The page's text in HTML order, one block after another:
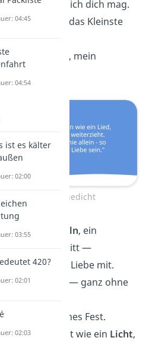
zeigt, wie sehr ich dich mag.
dir wird selbst das Kleinste
mein Glück, mein
Hochzeitsgedicht
Blick, ein Lächeln, ein
Schritt —
euch eure Liebe mit.
zählt, seid ihr — ganz ohne
ist euer kleines Fest.
Hochzeitstag ist wie ein Licht,
04:45
04:54
ist es kälter
02:00
03:55
420?
02:01
02:03